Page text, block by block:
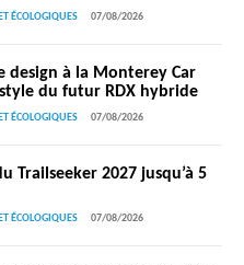
ÉCOLOGIQUES 07/08/2026
design à la Monterey Car
du futur RDX hybride
ÉCOLOGIQUES 07/08/2026
Trailseeker 2027 jusqu’à 5
ÉCOLOGIQUES 07/08/2026